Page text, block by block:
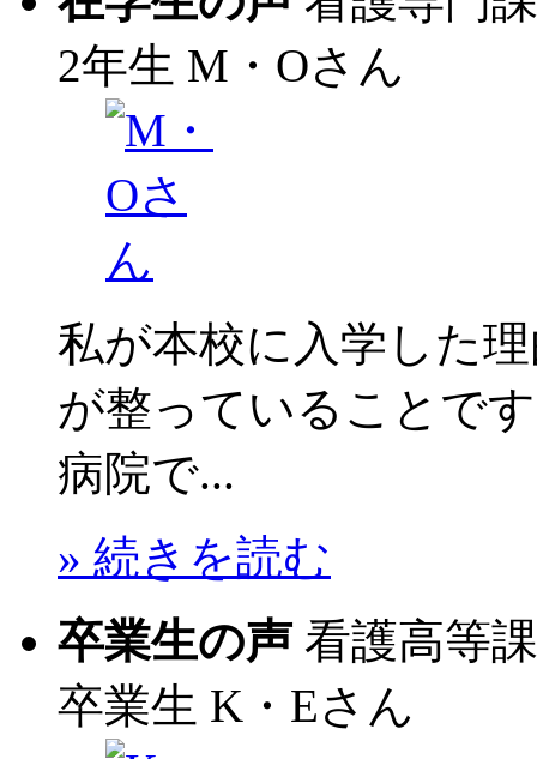
2年生 M・Oさん
私が本校に入学した
が整っていることで
病院で...
» 続きを読む
卒業生の声 看護高等
卒業生 K・Eさん